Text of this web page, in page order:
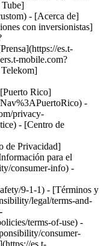
- [Acerca de]
con inversionistas]
es.t-
mobile.com?
Rico]
-
privacy-
- [Centro de
de Privacidad]
para el
consumer-info) -
9-1-1) - [Términos y
legal/terms-and-
terms-of-use) -
consumer-
es.t-